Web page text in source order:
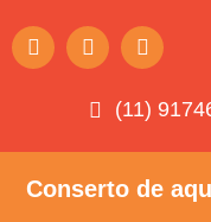
(11)
Conserto de